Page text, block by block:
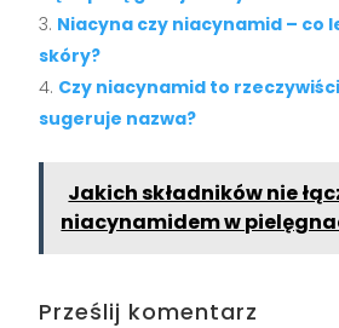
Niacyna czy niacynamid – co
skóry?
Czy niacynamid to
sugeruje nazwa?
Jakich składników nie
niacynamidem w
Prześlij komentarz